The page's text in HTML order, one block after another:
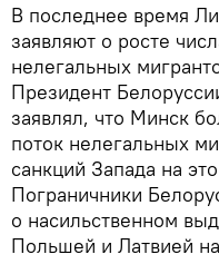
В последнее время
заявляют о росте
нелегальных
Президент
заявлял, что Минск
поток нелегальных
санкций Запада на
Пограничники
о насильственном
Польшей и Латвией